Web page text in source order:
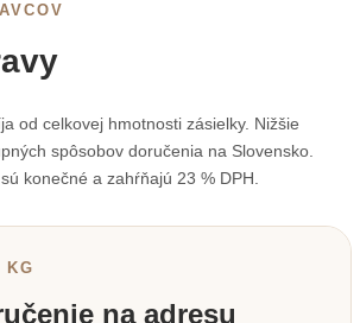
od celkovej hmotnosti zásielky. Nižšie
spôsobov doručenia na Slovensko.
konečné a zahŕňajú 23 % DPH.
KG
na adresu